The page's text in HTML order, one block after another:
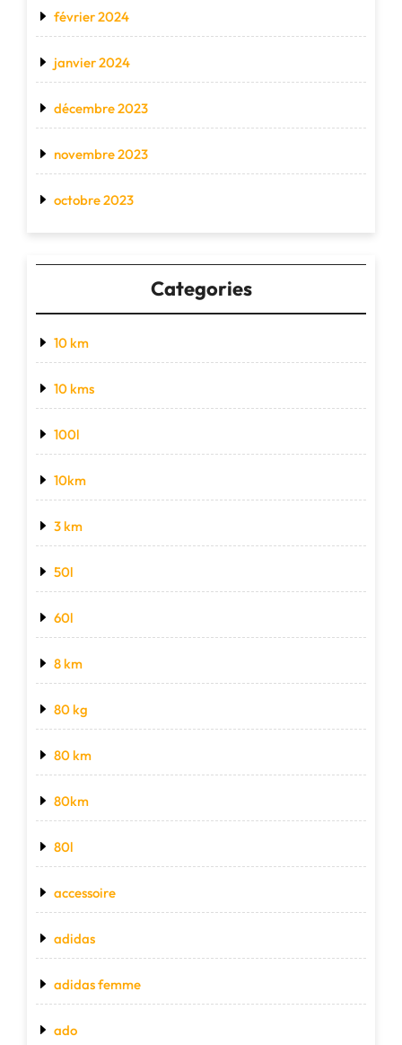
février 2024
janvier 2024
décembre 2023
novembre 2023
octobre 2023
Categories
10 km
10 kms
100l
10km
3 km
50l
60l
8 km
80 kg
80 km
80km
80l
accessoire
adidas
adidas femme
ado